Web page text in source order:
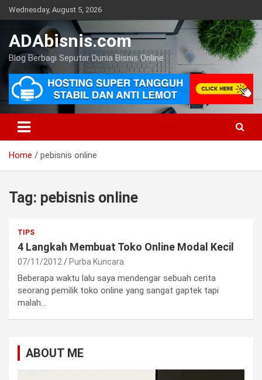
Skip
to
Wednesday, August 5, 2026
ADAbisnis.com
Blog Berbagi Seputar Dunia Bisnis Online
Home pebisnis online
Tag: pebisnis online
TIPS
4 Langkah Membuat Toko Online Modal Kecil
07/11/2012 Purba Kuncara
Beberapa waktu lalu saya mendengar sebuah cerita
seorang pemilik toko online yang sangat gaptek tapi
malah…
ABOUT ME